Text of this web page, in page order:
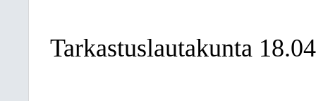
Tarkastuslautakunta